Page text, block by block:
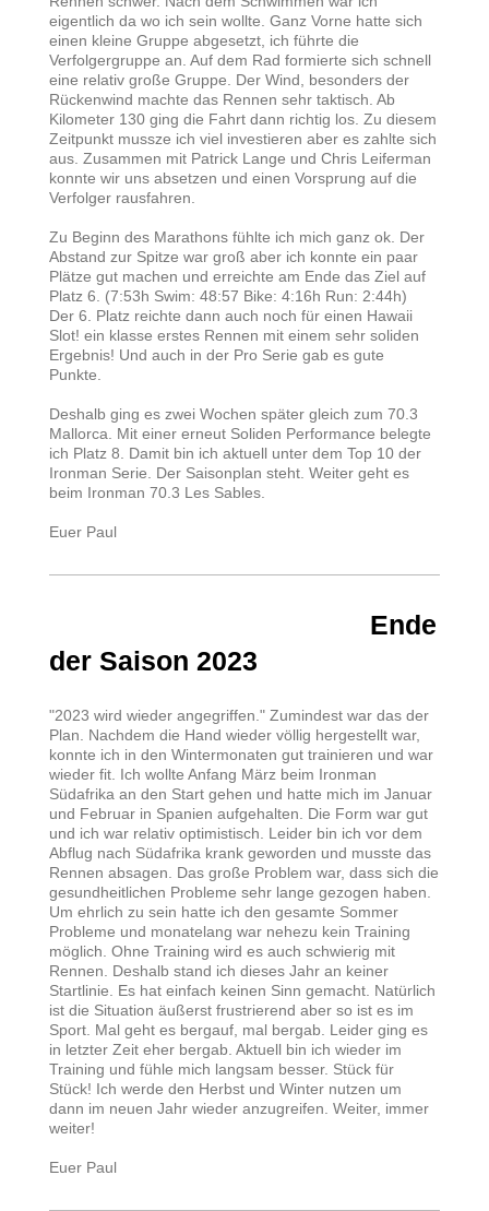
eigentlich da wo ich sein wollte. Ganz Vorne hatte sich
einen kleine Gruppe abgesetzt, ich führte die
Verfolgergruppe an. Auf dem Rad formierte sich schnell
eine relativ große Gruppe. Der Wind, besonders der
Rückenwind machte das Rennen sehr taktisch. Ab
Kilometer 130 ging die Fahrt dann richtig los. Zu diesem
Zeitpunkt mussze ich viel investieren aber es zahlte sich
aus. Zusammen mit Patrick Lange und Chris Leiferman
konnte wir uns absetzen und einen Vorsprung auf die
Verfolger rausfahren.
Zu Beginn des Marathons fühlte ich mich ganz ok. Der
Abstand zur Spitze war groß aber ich konnte ein paar
Plätze gut machen und erreichte am Ende das Ziel auf
Platz 6. (7:53h Swim: 48:57 Bike: 4:16h Run: 2:44h)
Der 6. Platz reichte dann auch noch für einen Hawaii
Slot! ein klasse erstes Rennen mit einem sehr soliden
Ergebnis! Und auch in der Pro Serie gab es gute
Punkte.
Deshalb ging es zwei Wochen später gleich zum 70.3
Mallorca. Mit einer erneut Soliden Performance belegte
ich Platz 8. Damit bin ich aktuell unter dem Top 10 der
Ironman Serie. Der Saisonplan steht. Weiter geht es
beim Ironman 70.3 Les Sables.
Euer Paul
Ende
der Saison 2023
"2023 wird wieder angegriffen." Zumindest war das der
Plan. Nachdem die Hand wieder völlig hergestellt war,
konnte ich in den Wintermonaten gut trainieren und war
wieder fit. Ich wollte Anfang März beim Ironman
Südafrika an den Start gehen und hatte mich im Januar
und Februar in Spanien aufgehalten. Die Form war gut
und ich war relativ optimistisch. Leider bin ich vor dem
Abflug nach Südafrika krank geworden und musste das
Rennen absagen. Das große Problem war, dass sich die
gesundheitlichen Probleme sehr lange gezogen haben.
Um ehrlich zu sein hatte ich den gesamte Sommer
Probleme und monatelang war nehezu kein Training
möglich. Ohne Training wird es auch schwierig mit
Rennen. Deshalb stand ich dieses Jahr an keiner
Startlinie. Es hat einfach keinen Sinn gemacht. Natürlich
ist die Situation äußerst frustrierend aber so ist es im
Sport. Mal geht es bergauf, mal bergab. Leider ging es
in letzter Zeit eher bergab. Aktuell bin ich wieder im
Training und fühle mich langsam besser. Stück für
Stück! Ich werde den Herbst und Winter nutzen um
dann im neuen Jahr wieder anzugreifen. Weiter, immer
weiter!
Euer Paul